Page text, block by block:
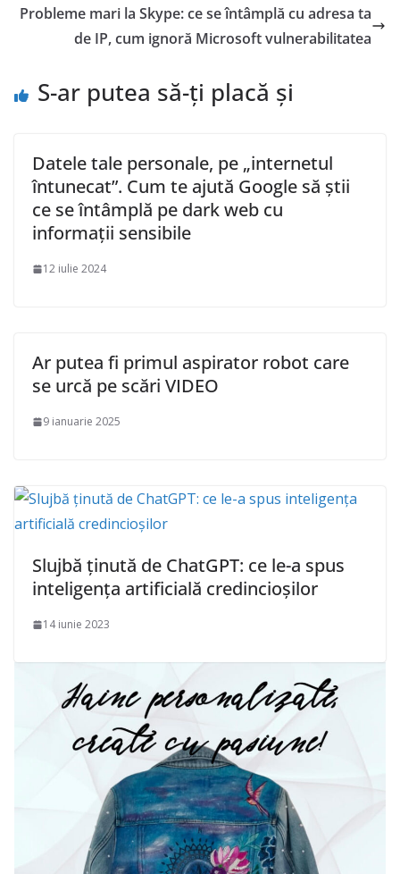
Probleme mari la Skype: ce se întâmplă cu adresa ta
de IP, cum ignoră Microsoft vulnerabilitatea
S-ar putea să-ți placă și
Datele tale personale, pe „internetul
întunecat”. Cum te ajută Google să știi
ce se întâmplă pe dark web cu
informații sensibile
12 iulie 2024
Ar putea fi primul aspirator robot care
se urcă pe scări VIDEO
9 ianuarie 2025
Slujbă ținută de ChatGPT: ce le-a spus
inteligența artificială credincioșilor
14 iunie 2023